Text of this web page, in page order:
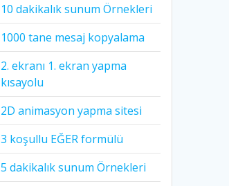
10 dakikalık sunum Örnekleri
1000 tane mesaj kopyalama
2. ekranı 1. ekran yapma
kısayolu
2D animasyon yapma sitesi
3 koşullu EĞER formülü
5 dakikalık sunum Örnekleri